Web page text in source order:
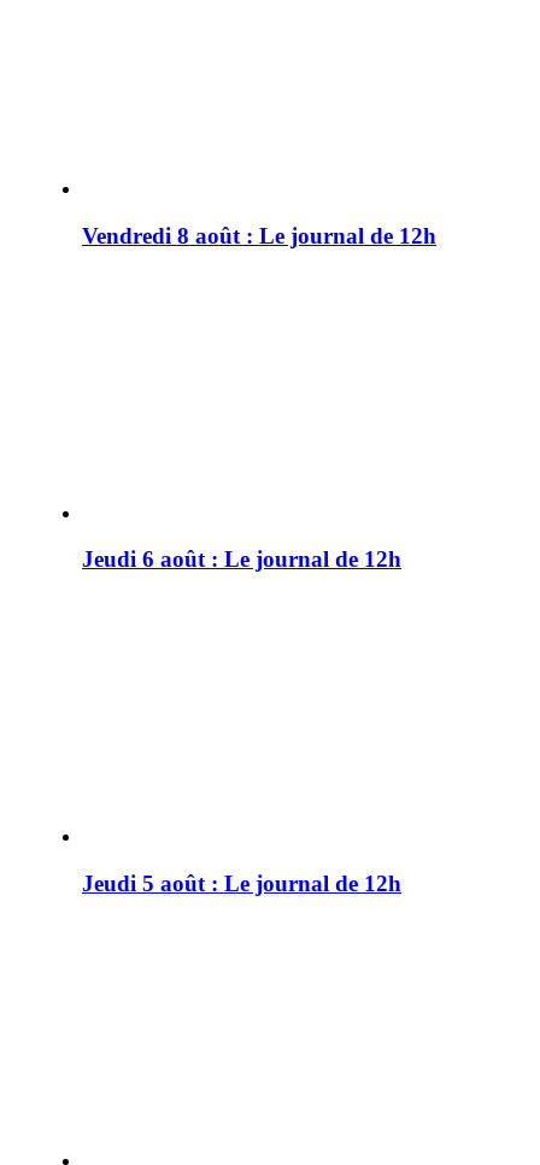
Vendredi 8 août : Le journal de 12h
Jeudi 6 août : Le journal de 12h
Jeudi 5 août : Le journal de 12h